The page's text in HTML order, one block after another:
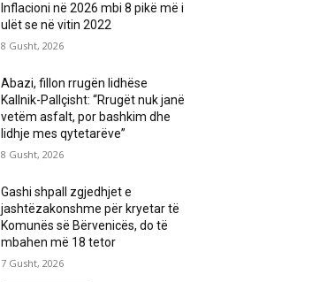
Inflacioni në 2026 mbi 8 pikë më i
ulët se në vitin 2022
8 Gusht, 2026
Abazi, fillon rrugën lidhëse
Kallnik-Pallçisht: “Rrugët nuk janë
vetëm asfalt, por bashkim dhe
lidhje mes qytetarëve”
8 Gusht, 2026
Gashi shpall zgjedhjet e
jashtëzakonshme për kryetar të
Komunës së Bërvenicës, do të
mbahen më 18 tetor
7 Gusht, 2026